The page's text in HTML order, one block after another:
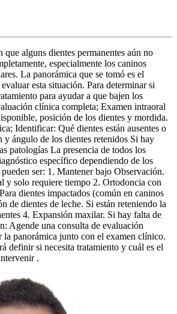
que alguns dientes permanentes aún no
especialmente los caninos
La panorámica que se tomó es el
esta situación. Para determinar si
para ayudar a que bajen los
clínica completa; Examen intraoral
posición de los dientes y mordida.
Identificar: Qué dientes están ausentes o
y ángulo de los dientes retenidos Si hay
patologías La presencia de todos los
específico dependiendo de los
ser: 1. Mantener bajo Observación.
y solo requiere tiempo 2. Ortodoncia con
dientes impactados (común en caninos
de dientes de leche. Si están reteniendo la
4. Expansión maxilar. Si hay falta de
Agende una consulta de evaluación
la panorámica junto con el examen clínico.
definir si necesita tratamiento y cuál es el
.